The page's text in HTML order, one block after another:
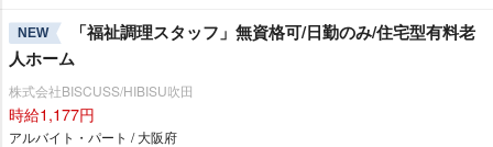
NEW
「福祉調理スタッフ」無資格可/日勤のみ/住宅型有料老
人ホーム
株式会社BISCUSS/HIBISU吹田
時給1,177円
アルバイト・パート / 大阪府